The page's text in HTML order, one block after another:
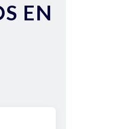
EN